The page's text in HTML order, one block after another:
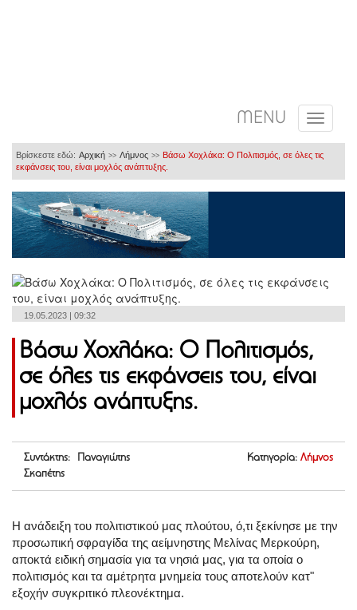
MENU
Βρίσκεστε εδώ: Αρχική >> Λήμνος >> Βάσω Χοχλάκα: Ο Πολιτισμός, σε όλες τις
εκφάνσεις του, είναι μοχλός ανάπτυξης.
19.05.2023 | 09:32
Βάσω Χοχλάκα: Ο Πολιτισμός,
σε όλες τις εκφάνσεις του, είναι
μοχλός ανάπτυξης.
Συντάκτης: Παναγιώτης
Σκαπέτης
Κατηγορία: Λήμνος
Η ανάδειξη του πολιτιστικού μας πλούτου, ό,τι ξεκίνησε με την
προσωπική σφραγίδα της αείμνηστης Μελίνας Μερκούρη,
αποκτά ειδική σημασία για τα νησιά μας, για τα οποία ο
πολιτισμός και τα αμέτρητα μνημεία τους αποτελούν κατ"
εξοχήν συγκριτικό πλεονέκτημα.